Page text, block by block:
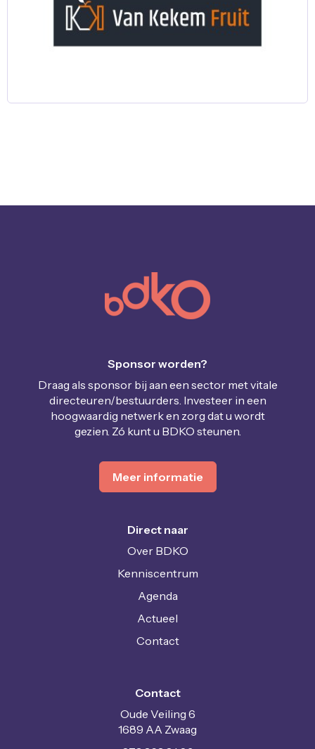
Sponsor worden?
Draag als sponsor bij aan een sector met vitale
directeuren/bestuurders. Investeer in een
hoogwaardig netwerk en zorg dat u wordt
gezien. Zó kunt u BDKO steunen.
Meer informatie
Direct naar
Over BDKO
Kenniscentrum
Agenda
Actueel
Contact
Contact
Oude Veiling 6
1689 AA Zwaag